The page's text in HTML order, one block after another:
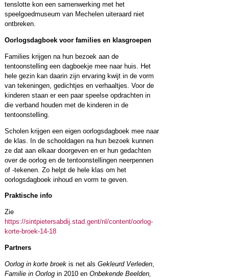
tenslotte kon een samenwerking met het
speelgoedmuseum van Mechelen uiteraard niet
ontbreken.
Oorlogsdagboek voor families en klasgroepen
Families krijgen na hun bezoek aan de
tentoonstelling een dagboekje mee naar huis. Het
hele gezin kan daarin zijn ervaring kwijt in de vorm
van tekeningen, gedichtjes en verhaaltjes. Voor de
kinderen staan er een paar speelse opdrachten in
die verband houden met de kinderen in de
tentoonstelling.
Scholen krijgen een eigen oorlogsdagboek mee naar
de klas. In de schooldagen na hun bezoek kunnen
ze dat aan elkaar doorgeven en er hun gedachten
over de oorlog en de tentoonstellingen neerpennen
of -tekenen. Zo helpt de hele klas om het
oorlogsdagboek inhoud en vorm te geven.
Praktische info
Zie
https://sintpietersabdij.stad.gent/nl/content/oorlog-
korte-broek-14-18
Partners
Oorlog in korte broekis net als Gekleurd Verleden,
Familie in Oorlogin 2010 en Onbekende Beelden,